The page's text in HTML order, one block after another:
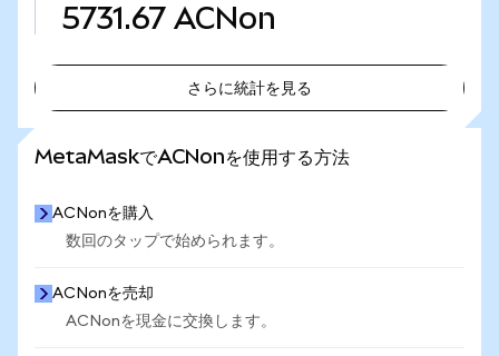
5731.67 ACNon
さらに統計を見る
MetaMaskでACNonを使用する方法
ACNonを購入
数回のタップで始められます。
ACNonを売却
ACNonを現金に交換します。